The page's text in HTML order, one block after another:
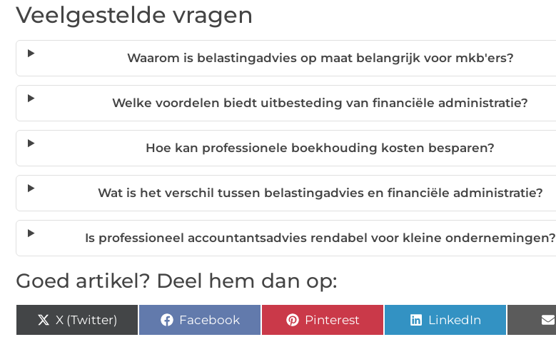
Veelgestelde vragen
Waarom is belastingadvies op maat belangrijk voor mkb'ers?
Welke voordelen biedt uitbesteding van financiële administratie?
Hoe kan professionele boekhouding kosten besparen?
Wat is het verschil tussen belastingadvies en financiële administratie?
Is professioneel accountantsadvies rendabel voor kleine ondernemingen?
Goed artikel? Deel hem dan op:
X (Twitter) Facebook Pinterest LinkedIn